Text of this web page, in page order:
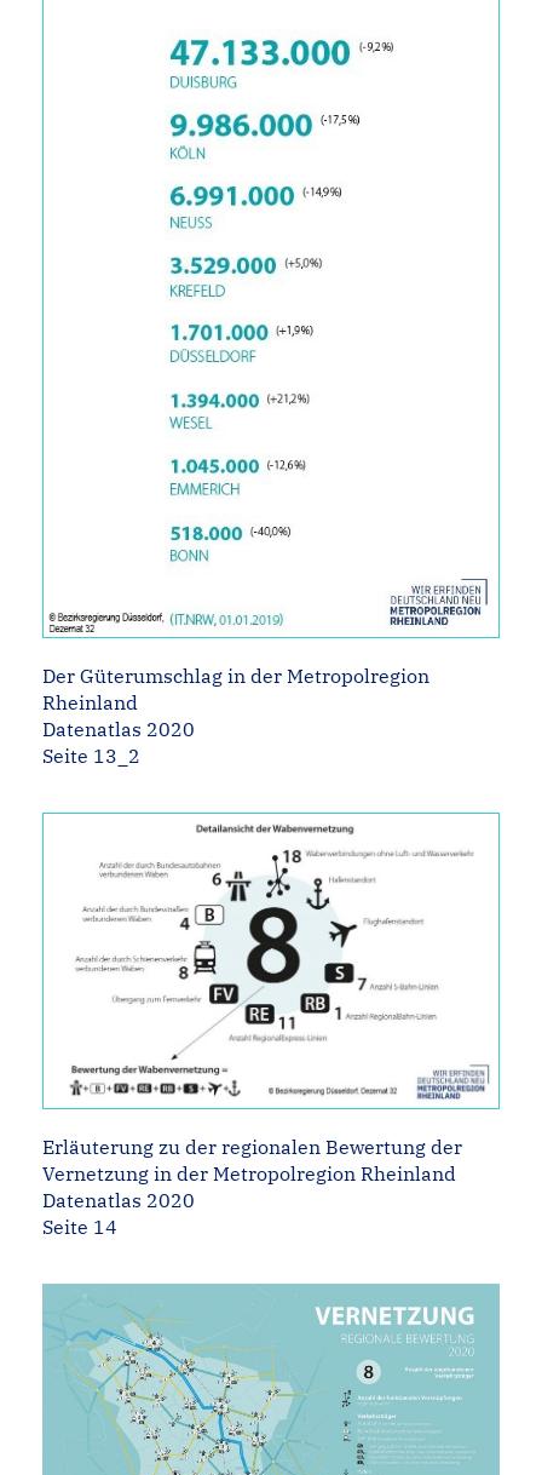
Der Güterumschlag in der Metropolregion
Rheinland
Datenatlas 2020
Seite 13_2
Erläuterung zu der regionalen Bewertung der
Vernetzung in der Metropolregion Rheinland
Datenatlas 2020
Seite 14